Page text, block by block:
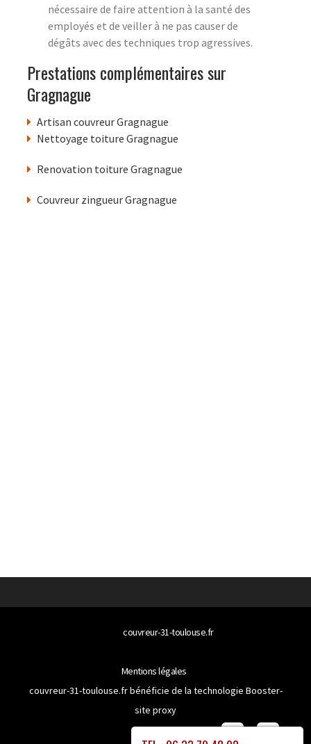
nécessaire de faire attention à la santé des
employés et de veiller à ne pas causer de
dégâts avec des techniques trop agressives.
Prestations complémentaires sur
Gragnague
Artisan couvreur Gragnague
Nettoyage toiture Gragnague
Renovation toiture Gragnague
Couvreur zingueur Gragnague
couvreur-31-toulouse.fr
Mentions légales
couvreur-31-toulouse.fr bénéficie de la technologie Booster-
site proxy